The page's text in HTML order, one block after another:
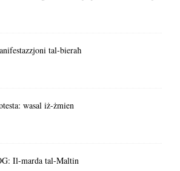
tal-bieraħ
wasal iż-żmien
Il-marda tal-Maltin